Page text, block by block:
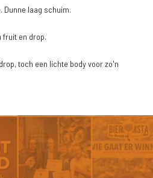
Dunne laag schuim.
fruit en drop.
toch een lichte body voor zo'n